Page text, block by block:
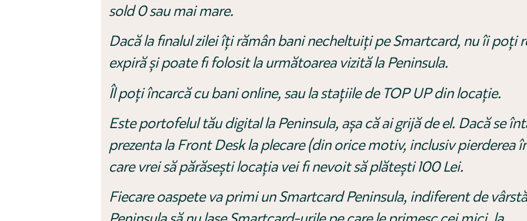
sold 0 sau mai mare.
Dacă la finalul zilei îți rămân bani necheltuiți pe Smartcard, nu îi poți
expiră și poate fi folosit la următoarea vizită la Peninsula.
Îl poți încarcă cu bani online, sau la stațiile de TOP UP din locație.
Este portofelul tău digital la Peninsula, așa că ai grijă de el. Dacă se
prezenta la Front Desk la plecare (din orice motiv, inclusiv pierderea
care vrei să părăsești locația vei fi nevoit să plătești 100 Lei.
Fiecare oaspete va primi un Smartcard Peninsula, indiferent de